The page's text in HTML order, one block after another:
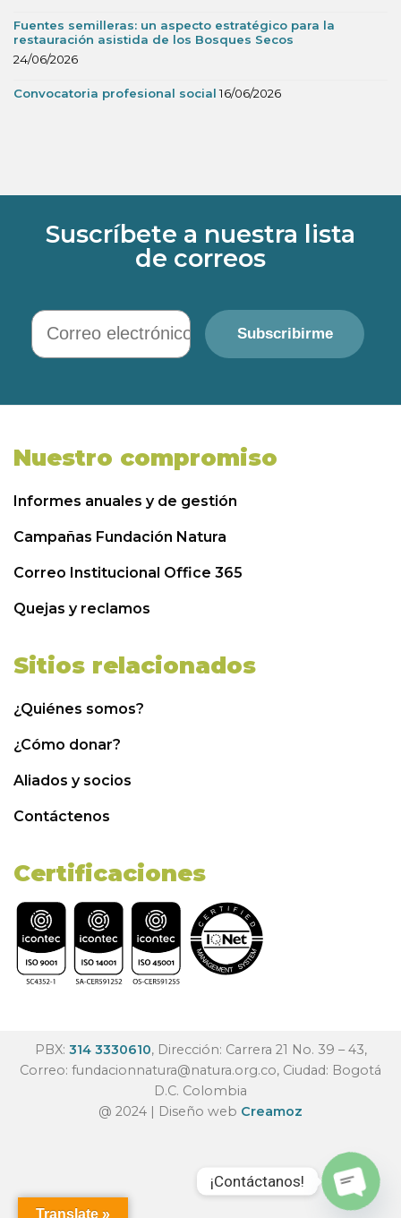
Fuentes semilleras: un aspecto estratégico para la
restauración asistida de los Bosques Secos
24/06/2026
Convocatoria profesional social 16/06/2026
Suscríbete a nuestra lista
de correos
Correo electrónico
Subscribirme
Nuestro compromiso
Informes anuales y de gestión
Campañas Fundación Natura
Correo Institucional Office 365
Quejas y reclamos
Sitios relacionados
¿Quiénes somos?
¿Cómo donar?
Aliados y socios
Contáctenos
Certificaciones
PBX: 314 3330610, Dirección: Carrera 21 No. 39 – 43,
Correo: fundacionnatura@natura.org.co, Ciudad: Bogotá
D.C. Colombia
@ 2024 | Diseño web Creamoz
Translate »
¡Contáctanos!